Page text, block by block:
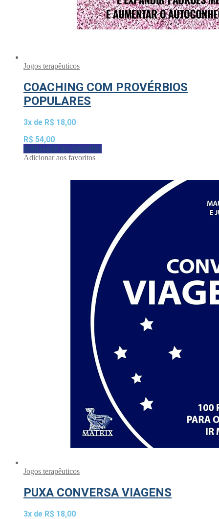
Jogos terapêuticos
COACHING COM PROVÉRBIOS
POPULARES
3x de R$ 18,00
R$ 54,00
Adicionar ao carrinho
Adicionar aos favoritos
Jogos terapêuticos
PUXA CONVERSA VIAGENS
3x de R$ 18,00